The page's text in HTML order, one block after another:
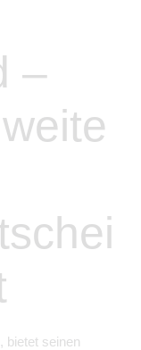
–
bietet seinen